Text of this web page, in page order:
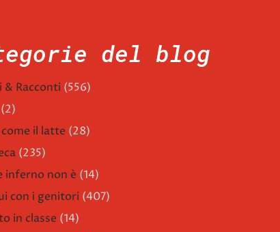
del blog
Racconti (556)
(2)
come il latte (28)
(235)
inferno non è (14)
con i genitori (407)
in classe (14)